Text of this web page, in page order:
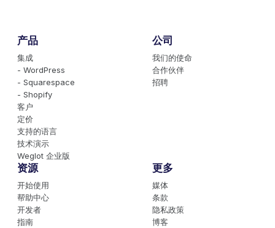
产品
集成
- WordPress
- Squarespace
- Shopify
客户
定价
支持的语言
技术演示
Weglot 企业版
公司
我们的使命
合作伙伴
招聘
资源
开始使用
帮助中心
开发者
指南
更多
媒体
条款
隐私政策
博客